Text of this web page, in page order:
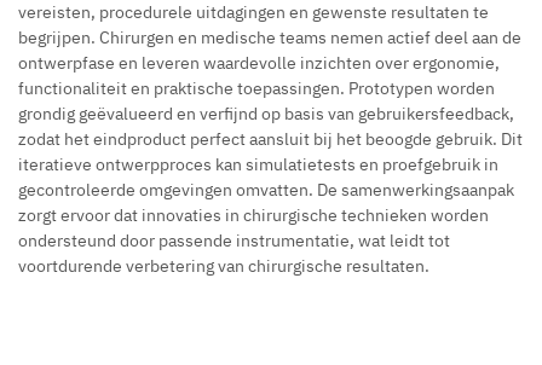
vereisten, procedurele uitdagingen en gewenste resultaten te
begrijpen. Chirurgen en medische teams nemen actief deel aan de
ontwerpfase en leveren waardevolle inzichten over ergonomie,
functionaliteit en praktische toepassingen. Prototypen worden
grondig geëvalueerd en verfijnd op basis van gebruikersfeedback,
zodat het eindproduct perfect aansluit bij het beoogde gebruik. Dit
iteratieve ontwerpproces kan simulatietests en proefgebruik in
gecontroleerde omgevingen omvatten. De samenwerkingsaanpak
zorgt ervoor dat innovaties in chirurgische technieken worden
ondersteund door passende instrumentatie, wat leidt tot
voortdurende verbetering van chirurgische resultaten.